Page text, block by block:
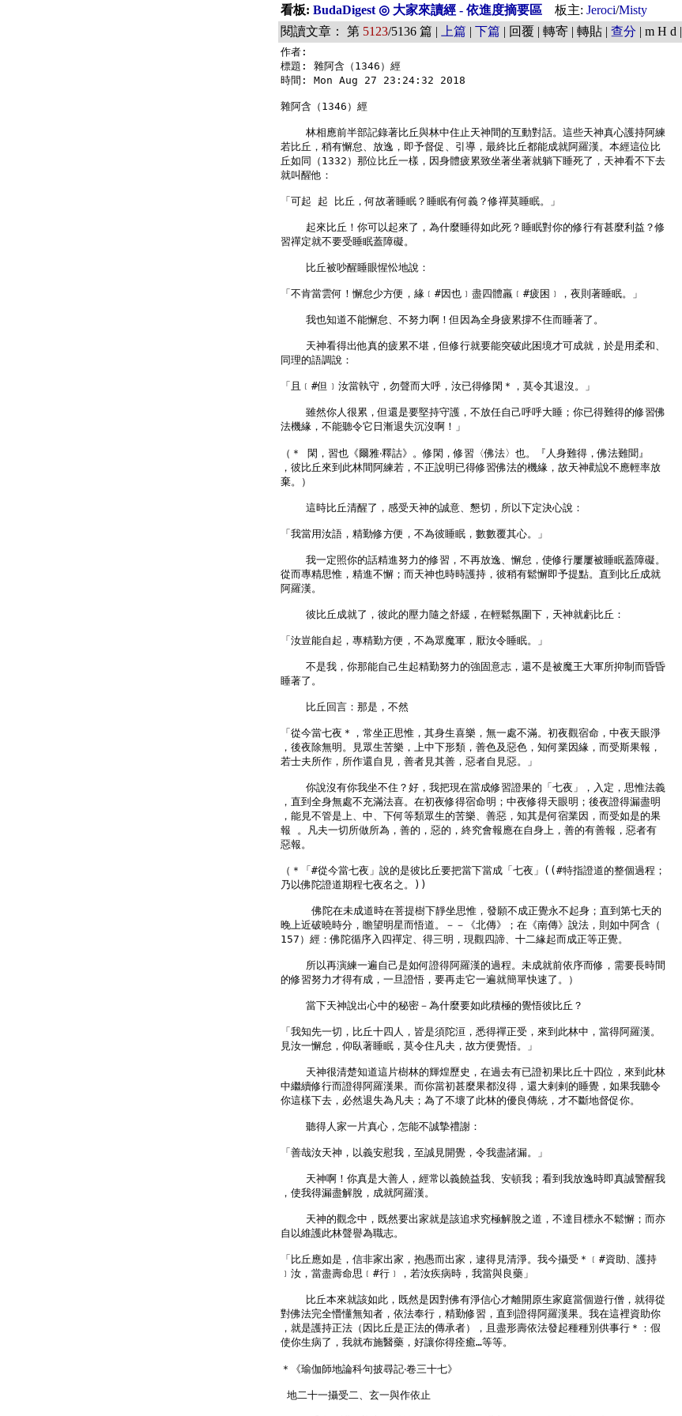
看板: BudaDigest ◎ 大家來讀經 - 依進度摘要區 板主: Jeroci/Misty
閱讀文章： 第 5123/5136 篇 | 上篇 | 下篇 | 回覆 | 轉寄 | 轉貼 | 查分 | m H d |
作者:
標題: 雜阿含（1346）經
時間: Mon Aug 27 23:24:32 2018
雜阿含（1346）經
    林相應前半部記錄著比丘與林中住止天神間的互動對話。這些天神真心護持阿練
若比丘，稍有懈怠、放逸，即予督促、引導，最終比丘都能成就阿羅漢。本經這位比
丘如同（1332）那位比丘一樣，因身體疲累致坐著坐著就躺下睡死了，天神看不下去
就叫醒他：
「可起 起 比丘，何故著睡眠？睡眠有何義？修禪莫睡眠。」
    起來比丘！你可以起來了，為什麼睡得如此死？睡眠對你的修行有甚麼利益？修
習禪定就不要受睡眠蓋障礙。
    比丘被吵醒睡眼惺忪地說：
「不肯當雲何！懈怠少方便，緣﹝#因也﹞盡四體羸﹝#疲困﹞，夜則著睡眠。」
    我也知道不能懈怠、不努力啊！但因為全身疲累撐不住而睡著了。
    天神看得出他真的疲累不堪，但修行就要能突破此困境才可成就，於是用柔和、
同理的語調說：
「且﹝#但﹞汝當執守，勿聲而大呼，汝已得修閑＊，莫令其退沒。」
    雖然你人很累，但還是要堅持守護，不放任自己呼呼大睡；你已得難得的修習佛
法機緣，不能聽令它日漸退失沉沒啊！」
（＊ 閑，習也《爾雅‧釋詁》。修閑，修習〈佛法〉也。『人身難得，佛法難聞』
，彼比丘來到此林間阿練若，不正說明已得修習佛法的機緣，故天神勸說不應輕率放
棄。）
    這時比丘清醒了，感受天神的誠意、懇切，所以下定決心說：
「我當用汝語，精勤修方便，不為彼睡眠，數數覆其心。」
    我一定照你的話精進努力的修習，不再放逸、懈怠，使修行屢屢被睡眠蓋障礙。
從而專精思惟，精進不懈；而天神也時時護持，彼稍有鬆懈即予提點。直到比丘成就
阿羅漢。
    彼比丘成就了，彼此的壓力隨之舒緩，在輕鬆氛圍下，天神就虧比丘：
「汝豈能自起，專精勤方便，不為眾魔軍，厭汝令睡眠。」
    不是我，你那能自己生起精勤努力的強固意志，還不是被魔王大軍所抑制而昏昏
睡著了。
    比丘回言：那是，不然
「從今當七夜＊，常坐正思惟，其身生喜樂，無一處不滿。初夜觀宿命，中夜天眼淨
，後夜除無明。見眾生苦樂，上中下形類，善色及惡色，知何業因緣，而受斯果報，
若士夫所作，所作還自見，善者見其善，惡者自見惡。」
    你說沒有你我坐不住？好，我把現在當成修習證果的「七夜」，入定，思惟法義
，直到全身無處不充滿法喜。在初夜修得宿命明；中夜修得天眼明；後夜證得漏盡明
，能見不管是上、中、下何等類眾生的苦樂、善惡，知其是何宿業因，而受如是的果
報 。凡夫一切所做所為，善的，惡的，終究會報應在自身上，善的有善報，惡者有
惡報。
（＊「#從今當七夜」說的是彼比丘要把當下當成「七夜」((#特指證道的整個過程；
乃以佛陀證道期程七夜名之。))
     佛陀在未成道時在菩提樹下靜坐思惟，發願不成正覺永不起身；直到第七天的
晚上近破曉時分，瞻望明星而悟道。－－《北傳》；在《南傳》說法，則如中阿含（
157）經：佛陀循序入四禪定、得三明，現觀四諦、十二緣起而成正等正覺。
    所以再演練一遍自己是如何證得阿羅漢的過程。未成就前依序而修，需要長時間
的修習努力才得有成，一旦證悟，要再走它一遍就簡單快速了。）
    當下天神說出心中的秘密－為什麼要如此積極的覺悟彼比丘？
「我知先一切，比丘十四人，皆是須陀洹，悉得禪正受，來到此林中，當得阿羅漢。
見汝一懈怠，仰臥著睡眠，莫令住凡夫，故方便覺悟。」
    天神很清楚知道這片樹林的輝煌歷史，在過去有已證初果比丘十四位，來到此林
中繼續修行而證得阿羅漢果。而你當初甚麼果都沒得，還大剌剌的睡覺，如果我聽令
你這樣下去，必然退失為凡夫；為了不壞了此林的優良傳統，才不斷地督促你。
    聽得人家一片真心，怎能不誠摯禮謝：
「善哉汝天神，以義安慰我，至誠見開覺，令我盡諸漏。」
    天神啊！你真是大善人，經常以義饒益我、安頓我；看到我放逸時即真誠警醒我
，使我得漏盡解脫，成就阿羅漢。
    天神的觀念中，既然要出家就是該追求究極解脫之道，不達目標永不鬆懈；而亦
自以維護此林聲譽為職志。
「比丘應如是，信非家出家，抱愚而出家，逮得見清淨。我今攝受＊﹝#資助、護持
﹞汝，當盡壽命思﹝#行﹞，若汝疾病時，我當與良藥」
    比丘本來就該如此，既然是因對佛有淨信心才離開原生家庭當個遊行僧，就得從
對佛法完全懵懂無知者，依法奉行，精勤修習，直到證得阿羅漢果。我在這裡資助你
，就是護持正法（因比丘是正法的傳承者），且盡形壽依法發起種種別供事行＊：假
使你生病了，我就布施醫藥，好讓你得痊癒…等等。
＊《瑜伽師地論科句披尋記‧卷三十七》
地二十一攝受二、玄一與作依止